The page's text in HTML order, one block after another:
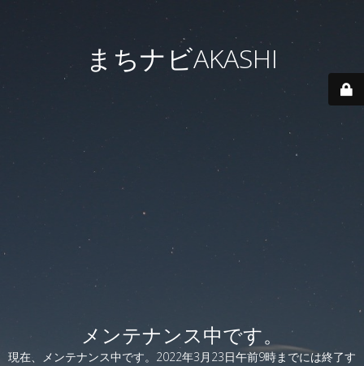
まちナビAKASHI
メンテナンス中です。
現在、メンテナンス中です。2022年3月23日午前9時までには終了す